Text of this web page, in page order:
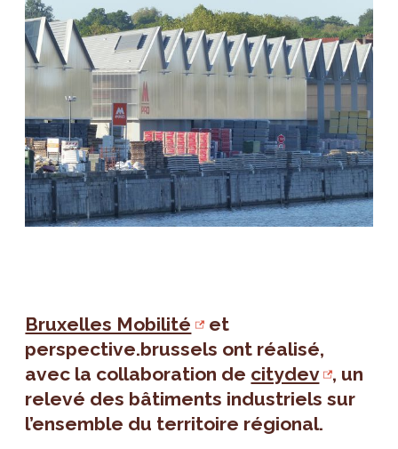
Bruxelles Mobilité
et
perspective.brussels ont réalisé,
avec la collaboration de citydev
, un
relevé des bâtiments industriels sur
l’ensemble du territoire régional.